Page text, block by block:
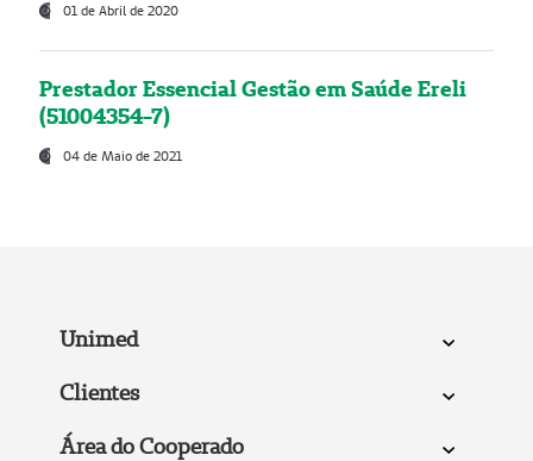
01 de Abril de 2020
Prestador Essencial Gestão em Saúde Ereli
(51004354-7)
04 de Maio de 2021
Unimed
Clientes
Área do Cooperado